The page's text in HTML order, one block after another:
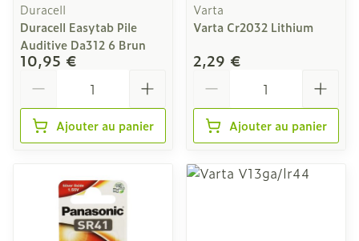
Duracell
Duracell Easytab Pile
Auditive Da312 6 Brun
10,95 €
Ajouter au panier
Varta
Varta Cr2032 Lithium
2,29 €
Ajouter au panier